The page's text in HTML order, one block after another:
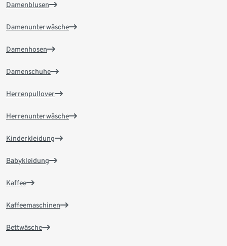
Damenblusen
Damenunterwäsche
Damenhosen
Damenschuhe
Herrenpullover
Herrenunterwäsche
Kinderkleidung
Babykleidung
Kaffee
Kaffeemaschinen
Bettwäsche